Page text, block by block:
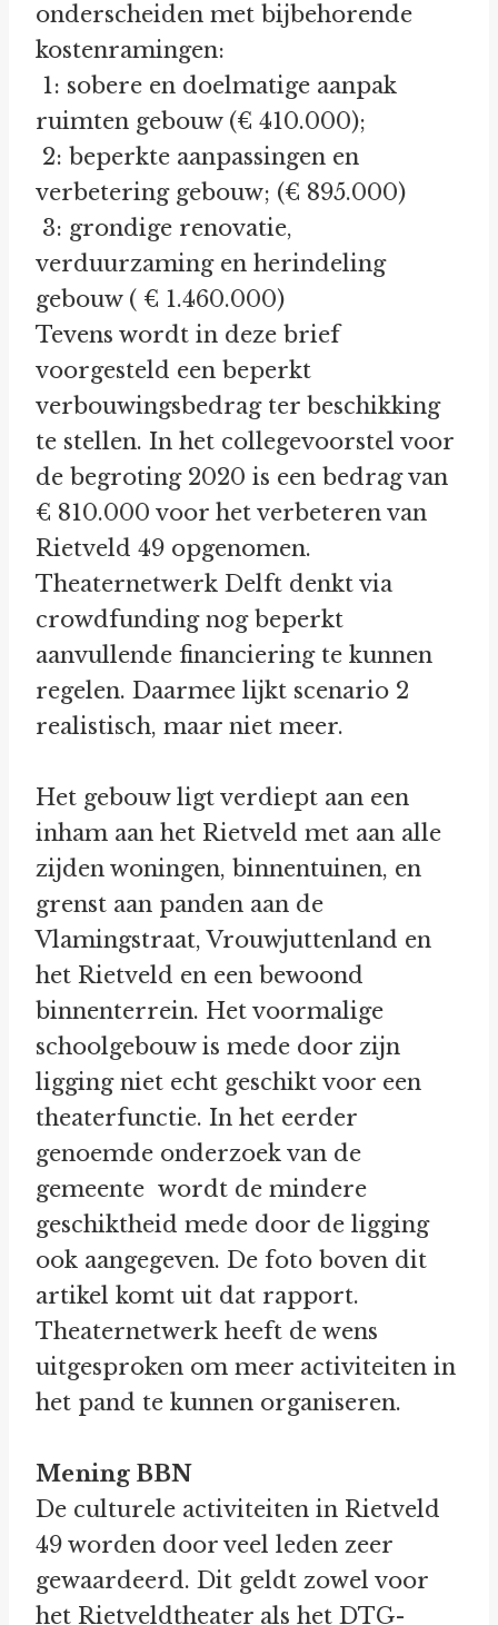
onderscheiden met bijbehorende
kostenramingen:
1: sobere en doelmatige aanpak
ruimten gebouw (€ 410.000);
2: beperkte aanpassingen en
verbetering gebouw; (€ 895.000)
3: grondige renovatie,
verduurzaming en herindeling
gebouw ( € 1.460.000)
Tevens wordt in deze brief
voorgesteld een beperkt
verbouwingsbedrag ter beschikking
te stellen. In het collegevoorstel voor
de begroting 2020 is een bedrag van
€ 810.000 voor het verbeteren van
Rietveld 49 opgenomen.
Theaternetwerk Delft denkt via
crowdfunding nog beperkt
aanvullende financiering te kunnen
regelen. Daarmee lijkt scenario 2
realistisch, maar niet meer.
Het gebouw ligt verdiept aan een
inham aan het Rietveld met aan alle
zijden woningen, binnentuinen, en
grenst aan panden aan de
Vlamingstraat, Vrouwjuttenland en
het Rietveld en een bewoond
binnenterrein. Het voormalige
schoolgebouw is mede door zijn
ligging niet echt geschikt voor een
theaterfunctie. In het eerder
genoemde onderzoek van de
gemeente wordt de mindere
geschiktheid mede door de ligging
ook aangegeven. De foto boven dit
artikel komt uit dat rapport.
Theaternetwerk heeft de wens
uitgesproken om meer activiteiten in
het pand te kunnen organiseren.
Mening BBN
De culturele activiteiten in Rietveld
49 worden door veel leden zeer
gewaardeerd. Dit geldt zowel voor
het Rietveldtheater als het DTG-